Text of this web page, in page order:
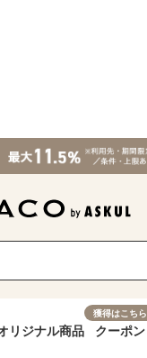
リジナル商品
獲得はこちら
クーポン